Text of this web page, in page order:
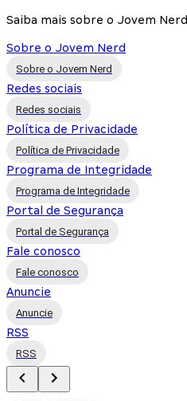
Saiba mais sobre o Jovem Nerd
Sobre o Jovem Nerd
Sobre o Jovem Nerd
Redes sociais
Redes sociais
Política de Privacidade
Política de Privacidade
Programa de Integridade
Programa de Integridade
Portal de Segurança
Portal de Segurança
Fale conosco
Fale conosco
Anuncie
Anuncie
RSS
RSS